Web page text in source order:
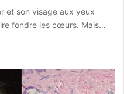
et son visage aux yeux
fondre les cœurs. Mais…